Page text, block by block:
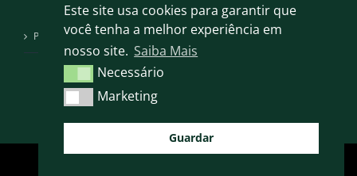
Este site usa cookies para garantir que
você tenha a melhor experiência em
nosso site. Saiba Mais
Necessário
Necessário
MarketingMarketing
Guardar
Política de privacidade